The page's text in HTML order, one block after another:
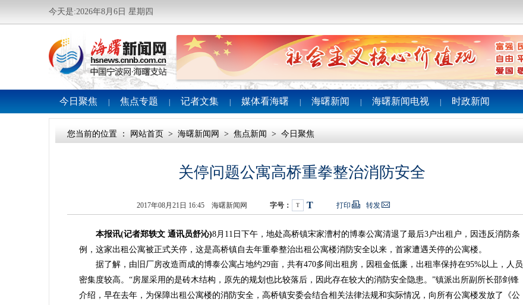
今天是:2026年8月6日 星期四
今日聚焦 焦点专题 记者文集 媒体看海曙 海曙新闻 海曙新闻电视 时政新闻
您当前的位置 ： 网站首页 > 海曙新闻网 > 焦点新闻 > 今日聚焦
关停问题公寓高桥重拳整治消防安全
2017年08月21日 16:45 海曙新闻网 字号： T T 打印 转发
本报讯(记者郑轶文 通讯员舒沁)8月11日下午，地处高桥镇宋家漕村的博泰公寓清退了最后3户出租户，因违反消防条
例，这家出租公寓被正式关停，这是高桥镇自去年重拳整治出租公寓楼消防安全以来，首家遭遇关停的公寓楼。
据了解，由旧厂房改造而成的博泰公寓占地约29亩，共有470多间出租房，因租金低廉，出租率保持在95%以上，人员
密集度较高。“房屋采用的是砖木结构，原先的规划也比较落后，因此存在较大的消防安全隐患。”镇派出所副所长邵剑锋
介绍，早在去年，为保障出租公寓楼的消防安全，高桥镇安委会结合相关法律法规和实际情况，向所有公寓楼发放了《公